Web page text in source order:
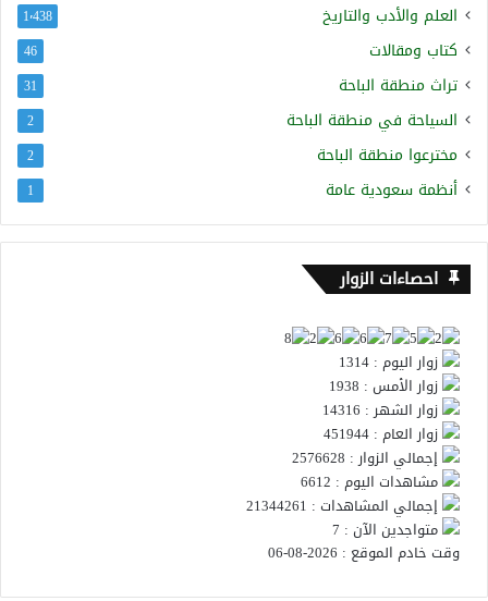
العلم والأدب والتاريخ 1٬438
كتاب ومقالات 46
تراث منطقة الباحة 31
السياحة في منطقة الباحة 2
مخترعوا منطقة الباحة 2
أنظمة سعودية عامة 1
احصاءات الزوار
زوار اليوم : 1314
زوار الأمس : 1938
زوار الشهر : 14316
زوار العام : 451944
إجمالي الزوار : 2576628
مشاهدات اليوم : 6612
إجمالي المشاهدات : 21344261
متواجدين الآن : 7
وقت خادم الموقع : 2026-08-06